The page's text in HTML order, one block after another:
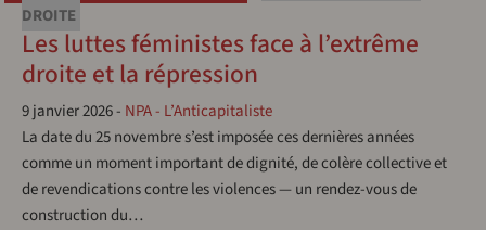
DROITE
Les luttes féministes face à l’extrême
droite et la répression
9 janvier 2026- NPA - L’Anticapitaliste
La date du 25 novembre s’est imposée ces dernières années
comme un moment important de dignité, de colère collective et
de revendications contre les violences — un rendez-vous de
construction du…